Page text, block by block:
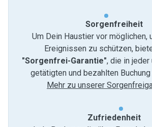
Sorgenfreiheit
Um Dein Haustier vor möglichen,
Ereignissen zu schützen,
"Sorgenfrei-Garantie", die in
getätigten und bezahlten
Mehr zu unserer
Zufriedenheit